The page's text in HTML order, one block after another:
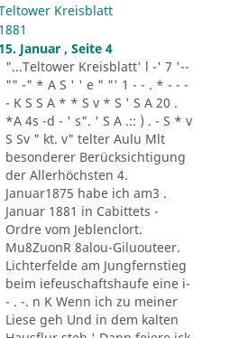
Kreisblatt
1881
Januar , Seite 4
"...Teltower Kreisblatt' l -' 7 '--
"" -" * A S ' ' e " "' 1 - - . * - - -
- K S S A * * S v * S ' S A 20 .
*A 4s -d - ' s". ' S A .:: ) . - S * v
S Sv " kt. v" telter Aulu Mlt
besonderer Berücksichtigung
der Allerhöchsten 4.
Januar1875 habe ich am3 .
Januar 1881 in Cabittets -
Ordre vom Jeblenclort.
Mu8ZuonR 8alou-Giluouteer.
Lichterfelde am Jungfernstieg
beim iefeuschaftshaufe eine i-
- . -. n K Wenn ich zu meiner
Liese geh Und in dem kalten